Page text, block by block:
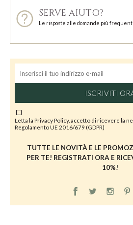
SERVE AIUTO?
Le risposte alle domande più frequenti
ISCRIVITI
Letta la Privacy Policy, accetto di ricevere la
Regolamento UE 2016/679 (GDPR)
TUTTE LE NOVITÀ E LE
PER TE! REGISTRATI ORA E
10%!